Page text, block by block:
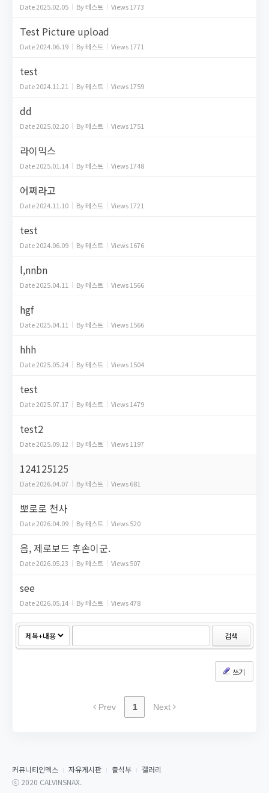
Date2025.02.05 By테스트 Views1773
Test Picture upload
Date2024.06.19 By테스트 Views1771
test
Date2024.11.21 By테스트 Views1759
dd
Date2025.02.20 By테스트 Views1751
라이믹스
Date2025.01.14 By테스트 Views1748
어쩌라고
Date2024.11.10 By테스트 Views1721
test
Date2024.06.09 By테스트 Views1676
l,nnbn
Date2025.04.11 By테스트 Views1566
hgf
Date2025.04.11 By테스트 Views1566
hhh
Date2025.05.24 By테스트 Views1504
test
Date2025.07.17 By테스트 Views1479
test2
Date2025.09.12 By테스트 Views1197
124125125
Date2026.04.07 By테스트 Views681
뽀로로 천사
Date2026.04.09 By테스트 Views520
음, 제로보드 후손이군.
Date2026.05.23 By테스트 Views507
see
Date2026.05.14 By테스트 Views478
검색
쓰기
Prev 1 Next
커뮤니티인덱스 자유게시판 출석부
갤러리
ⓒ 2020 CALVINSNAX.